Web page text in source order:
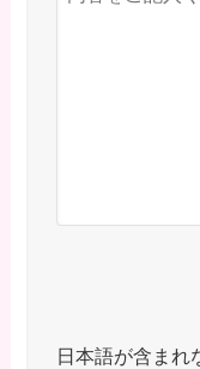
日本語が含まれ